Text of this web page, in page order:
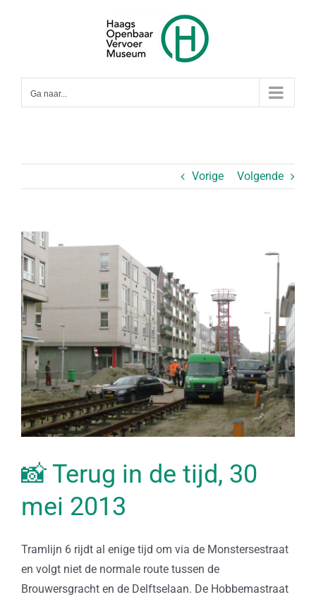
Ga naar...
Vorige Volgende
Bekijk
grotere
afbeelding
📸 Terug in de tijd, 30
mei 2013
Tramlijn 6 rijdt al enige tijd om via de Monstersestraat
en volgt niet de normale route tussen de
Brouwersgracht en de Delftselaan. De Hobbemastraat